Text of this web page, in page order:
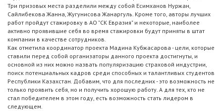
Три призовых места разделили между собой Есимханов Нуржан,
Сайлибекова Жанна, Жугунисова Жанаргуль. Кроме того, авторы лучших
работ пройдут стажировку в АО "СК Евразия" и некоторые, наиболее
активно проявившие себя во время стажировки будут приняты в штат
компании в качестве сотрудников.
Как отметила координатор проекта Мадина Кубжасарова - цели, которые
ставили перед собой организаторы данного проекта достигнуты, и
основной из них можно назвать популяризацию страховой индустрии,
поиск потенциальных кадров среди способных и талантливых студентов
Республики Казахстан. Добавим, что для последних - это возможность не
только проявить себя, но и получить хорошую работу. А для тех, кто не
стал победителем в этом году, есть возможность стать лидером в
следующем.